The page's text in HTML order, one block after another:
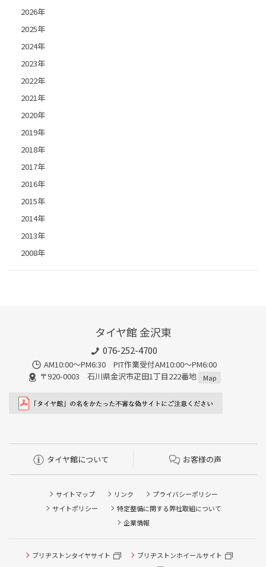
2026年
2025年
2024年
2023年
2022年
2021年
2020年
2019年
2018年
2017年
2016年
2015年
2014年
2013年
2008年
タイヤ館 金沢東
076-252-4700
AM10:00～PM6:30 PIT作業受付AM10:00～PM6:00
〒920-0003 石川県金沢市疋田1丁目222番地
Map
タイヤ館について お客様の声
サイトマップ リンク
プライバシーポリシー
サイトポリシー
特定整備に関する弊社取組について
企業情報
ブリヂストンタイヤサイト
ブリヂストンホイールサイト